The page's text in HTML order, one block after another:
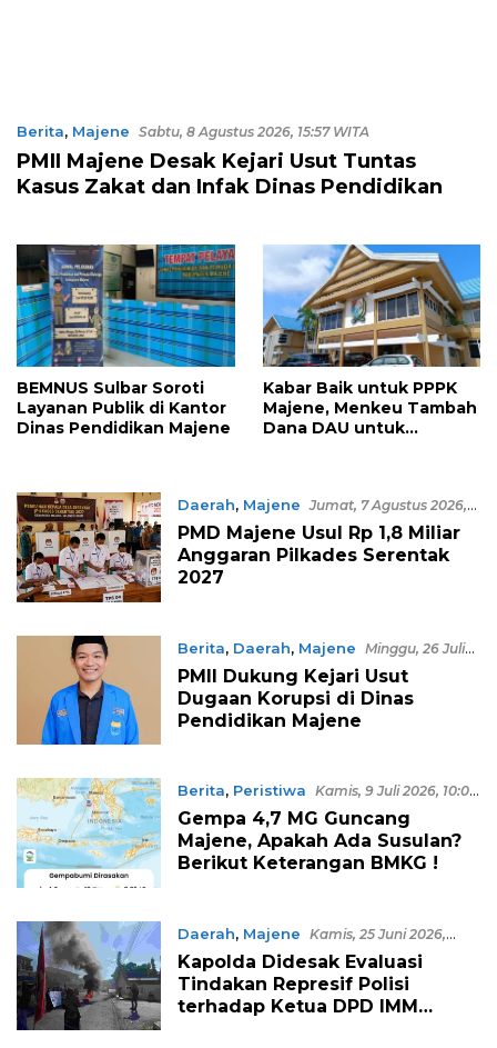
Berita, Majene Sabtu, 8 Agustus 2026, 15:57 WITA
PMII Majene Desak Kejari Usut Tuntas
Kasus Zakat dan Infak Dinas Pendidikan
BEMNUS Sulbar Soroti
Layanan Publik di Kantor
Dinas Pendidikan Majene
Kabar Baik untuk PPPK
Majene, Menkeu Tambah
Dana DAU untuk
Daerah, Majene Jumat, 7 Agustus 2026,
15:02 WITA
PMD Majene Usul Rp 1,8 Miliar
Anggaran Pilkades Serentak
2027
Berita, Daerah, Majene Minggu, 26 Juli
2026, 15:50 WITA
PMII Dukung Kejari Usut
Dugaan Korupsi di Dinas
Pendidikan Majene
Berita, Peristiwa Kamis, 9 Juli 2026, 10:04
WITA
Gempa 4,7 MG Guncang
Majene, Apakah Ada Susulan?
Berikut Keterangan BMKG !
Daerah, Majene Kamis, 25 Juni 2026,
22:42 WITA
Kapolda Didesak Evaluasi
Tindakan Represif Polisi
terhadap Ketua DPD IMM